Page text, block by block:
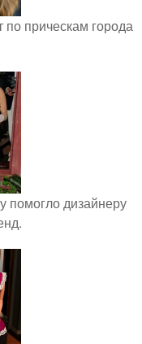
по прическам города
помогло дизайнеру